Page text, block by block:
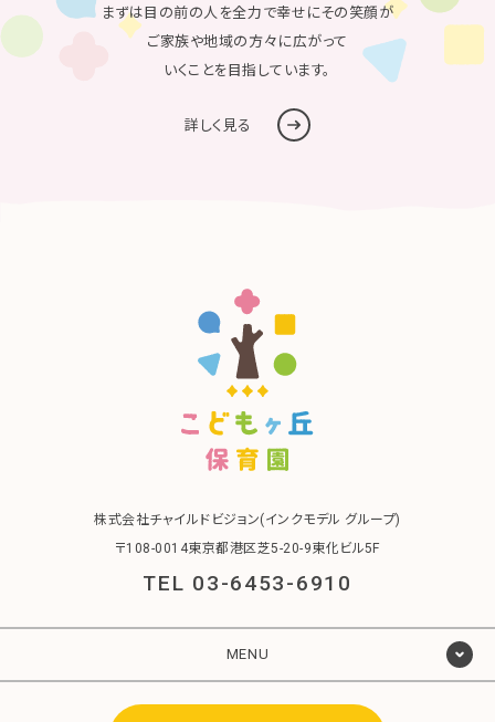
まずは目の前の人を全力で幸せにその笑顔が
ご家族や地域の方々に広がって
いくことを目指しています。
詳しく見る
株式会社チャイルドビジョン(インクモデル グループ)
〒108-0014東京都港区芝5-20-9東化ビル5F
TEL 03-6453-6910
MENU